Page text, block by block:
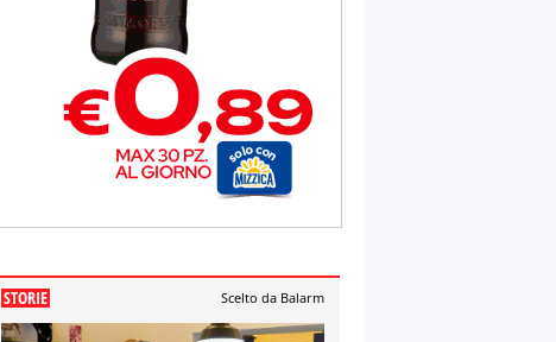
STORIE Scelto da Balarm